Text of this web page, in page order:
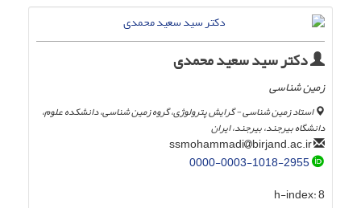
دکتر سید سعید محمدی
زمین شناسی
استاد زمین شناسی - گرایش پترولوژی، گروه زمین شناسی، دانشکده علوم،
دانشگاه بیرجند، بیرجند، ایران
birjand.ac.ir
0000-0003-1018-2955
h-index:8